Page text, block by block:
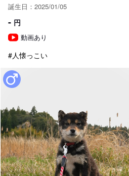
見学、受け渡しについて
犬舎所在地
見学についての注意事項
準備中
誕生日：2025/01/05
- 円
動画あり
#人懐っこい